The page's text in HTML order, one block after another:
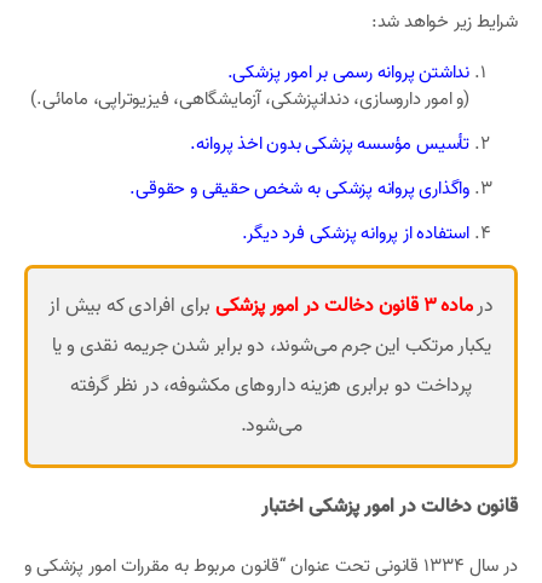
شرایط زیر خواهد شد:
نداشتن پروانه رسمی بر امور پزشکی.
(و امور داروسازی، دندانپزشکی، آزمایشگاهی، فیزیوتراپی، مامائی.)
تأسیس مؤسسه پزشکی بدون اخذ پروانه.
واگذاری پروانه پزشکی به شخص حقیقی و حقوقی.
استفاده از پروانه پزشکی فرد دیگر.
درماده 3 قانون دخالت در امور پزشکی
برای افرادی که بیش از
یکبار مرتکب این جرم می‌شوند، دو برابر شدن جریمه نقدی و یا
پرداخت دو برابری هزینه داروهای مکشوفه، در نظر گرفته
می‌شود.
قانون دخالت در امور پزشکی اختبار
در سال 1334 قانونی تحت عنوان “قانون مربوط به مقررات امور پزشکی و